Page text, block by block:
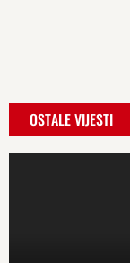
OSTALE VIJESTI